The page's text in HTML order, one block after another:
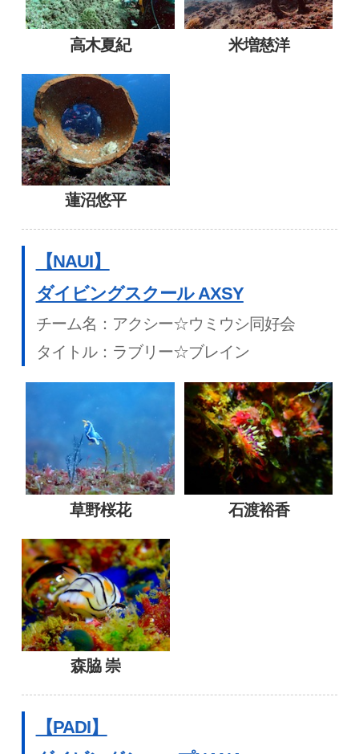
高木夏紀 米増慈洋
蓮沼悠平
【NAUI】
ダイビングスクール AXSY
チーム名：アクシー☆ウミウシ同好会
タイトル：ラブリー☆ブレイン
草野桜花 石渡裕香
森脇 崇
【PADI】